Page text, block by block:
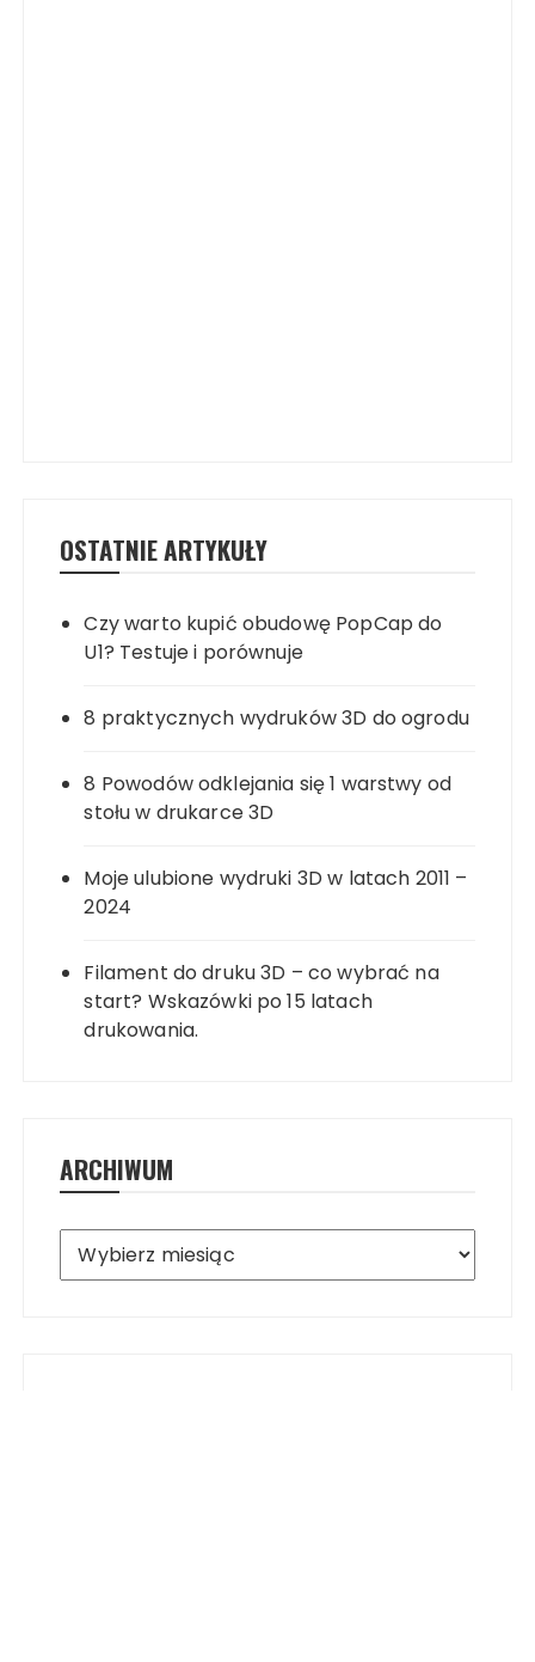
OSTATNIE ARTYKUŁY
Czy warto kupić obudowę PopCap do
U1? Testuje i porównuje
8 praktycznych wydruków 3D do ogrodu
8 Powodów odklejania się 1 warstwy od
stołu w drukarce 3D
Moje ulubione wydruki 3D w latach 2011 –
2024
Filament do druku 3D – co wybrać na
start? Wskazówki po 15 latach
drukowania.
ARCHIWUM
Archiwum